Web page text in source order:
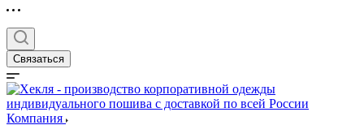
Связаться
Компания